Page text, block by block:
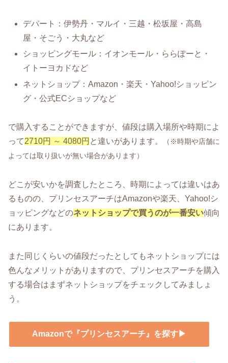
デパート：伊勢丹・マルイ・三越・松坂屋・高島
屋・そごう・大丸など
ショッピングモール：イオンモール・ららぽーと・
イトーヨカドなど
ネットショップ：Amazon・楽天・Yahoo!ショッピン
グ・公式ECショップなど
で購入することができますが、値段は購入場所や時期によ
って2710円 ～ 4080円 と違いがあります。
（※時期や店舗に
よっては取り扱いが無い場合があります）
どこが安いかを調査したところ、時期によっては違いはあ
るものの、プリンセスアーチはAmazonや楽天、Yahoo!シ
ョッピングなどのネットショップで買うのが一番安い傾向
にあります。
また同じくらいの値段だったとしてもネットショップには
色んなメリットがありますので、プリンセスアーチを購入
する場合はまずネットショップをチェックしてみましょ
う。
Amazonで『プリンセスアーチ』を探す▶